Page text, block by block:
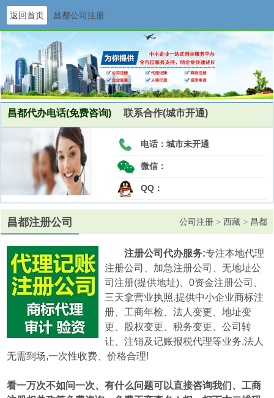
返回首页 昌都公司注册
昌都代办电话(免费咨询) 联系合作(城市开通)
电话： 城市未开通
微信：
QQ：
昌都注册公司 公司注册 > 西藏 > 昌都
注册公司代办服务:专注本地代理
注册公司、加急注册公司、无地址公
司注册(提供地址)、0资金注册公司、
三天拿营业执照.提供中小企业商标注
册、工商年检、法人变更、地址变
更、股权变更、税务变更、公司转
让、注销及记账报税代理等业务.法人
无需到场,一次性收费、价格合理!
看一万次不如问一次、有什么问题可以直接咨询我们、工商